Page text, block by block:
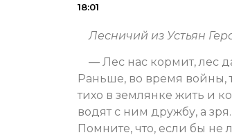
18:01
Лесничий из Устьян
— Лес нас кормит, лес
Раньше, во время войны,
тихо в землянке жить и
водят с ним дружбу, а
Помните, что, если бы не